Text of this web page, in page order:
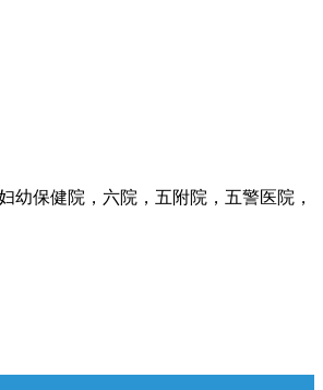
保健院，六院，五附院，五警医院，